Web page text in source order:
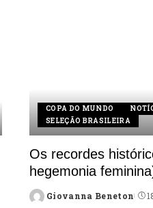
COPA DO MUNDO
SELEÇÃO BRASILEIRA
Os recordes
hegemonia
Posted
Giovanna Beneton